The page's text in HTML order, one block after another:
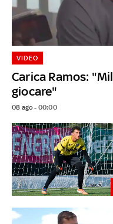
Carica Ramos:
giocare"
VIDEO
08 ago - 00:00